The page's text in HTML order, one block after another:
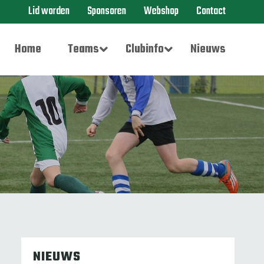
Lid worden Sponsoren Webshop Contact
Home Teams Clubinfo Nieuws
NIEUWS